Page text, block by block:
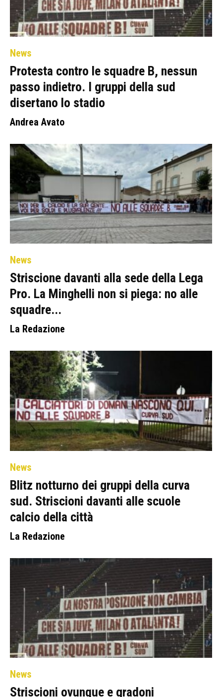
News
Protesta contro le squadre B, nessun
passo indietro. I gruppi della sud
disertano lo stadio
Andrea Avato
News
Striscione davanti alla sede della Lega
Pro. La Minghelli non si piega: no alle
squadre...
La Redazione
News
Blitz notturno dei gruppi della curva
sud. Striscioni davanti alle scuole
calcio della città
La Redazione
News
Striscioni ovunque e gradoni